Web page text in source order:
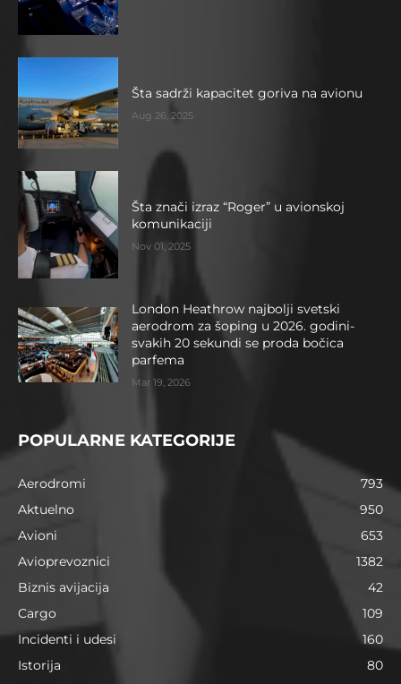
Šta sadrži kapacitet goriva na avionu
Aug 26, 2025
Šta znači izraz “Roger” u avionskoj
komunikaciji
Nov 01, 2025
London Heathrow najbolji svetski
aerodrom za šoping u 2026. godini-
svakih 20 sekundi se proda bočica
parfema
Mar 19, 2026
POPULARNE KATEGORIJE
Aerodromi
793
Aktuelno
950
Avioni
653
Avioprevoznici
1382
Biznis avijacija
42
Cargo
109
Incidenti i udesi
160
Istorija
80